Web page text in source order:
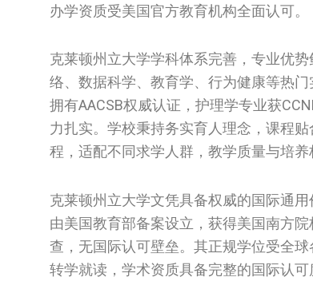
办学资质受美国官方教育机构全面认可。
克莱顿州立大学学科体系完善，专业优
络、数据科学、教育学、行为健康等热门
拥有AACSB权威认证，护理学专业获
力扎实。学校秉持务实育人理念，课程
程，适配不同求学人群，教学质量与培养
克莱顿州立大学文凭具备权威的国际通用
由美国教育部备案设立，获得美国南方
查，无国际认可壁垒。其正规学位受全
转学就读，学术资质具备完整的国际认可